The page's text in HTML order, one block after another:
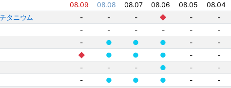
08.09 08.08 08.07 08.06 08.05 08.04
タニウム
- - - ◆ - -
- - - - - -
- ● ● ● - -
◆ ● ● ● - -
- - - ● - -
- ● ● ● - -